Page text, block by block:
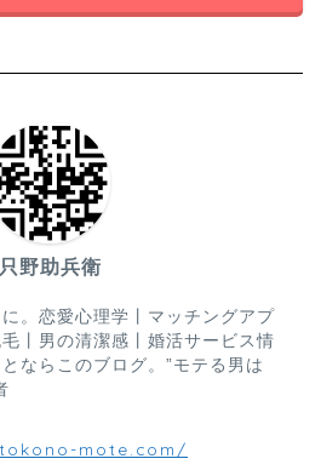
只野助兵衛
。恋愛心理学丨マッチングアプ
丨男の清潔感丨婚活サービス情
ならこのブログ。”モテる男は
mote.com/